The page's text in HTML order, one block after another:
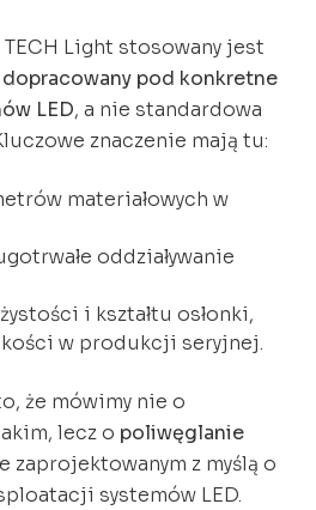
Light stosowany jest
pod konkretne
LED, a nie standardowa
znaczenie mają tu:
materiałowych w
oddziaływanie
i kształtu osłonki,
w produkcji seryjnej.
że mówimy nie o
lecz o poliwęglanie
zaprojektowanym z myślą o
systemów LED.